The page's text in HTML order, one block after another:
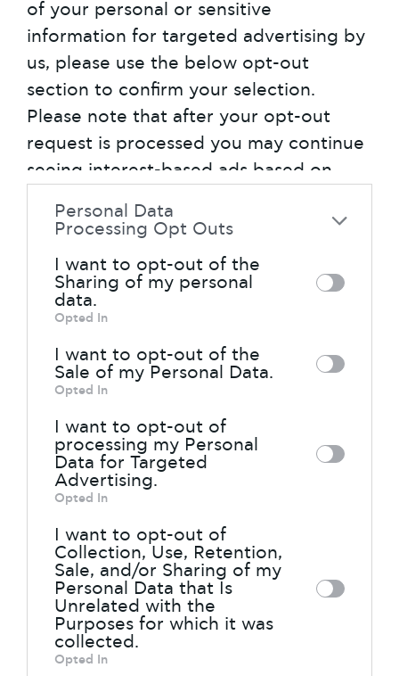
of your personal or sensitive
information for targeted advertising by
us, please use the below opt-out
section to confirm your selection.
Please note that after your opt-out
request is processed you may continue
seeing interest-based ads based on
personal information disclosed to third
parties prior to your opt-out. You may
separately opt-out of the further
disclosure of your personal information
by third parties on the IAB’s list of
downstream participants. This
information may also be disclosed by us
Downstream Participantsthat may
further disclose it to other third parties.
Please note that this website/app uses
one or more Google services and may
gather and store information including
but not limited to your visit or usage
behaviour. You may click to grant or
deny consent to Google and its third-
party tags to use your data for below
Personal Data
Processing Opt Outs
I want to opt-out of the
Sharing of my personal
data.
Opted In
I want to opt-out of the
Sale of my Personal Data.
Opted In
I want to opt-out of
processing my Personal
Data for Targeted
Advertising.
Opted In
I want to opt-out of
Collection, Use, Retention,
Sale, and/or Sharing of my
Personal Data that Is
Unrelated with the
Purposes for which it was
collected.
Opted In
καλύτερα τι είναι ορθό για αυτό.
Υπακούοντας στον κανόνα αυτό, η
COCO-MAT δημιουργεί ελαστικά
στρώματα που προσαρμόζονται στις
ανάγκες κάθε σωματότυπου.
Έτσι, αντί το σώμα να υποχρεώνεται να
υποκύψει στους όρους ενός
στρώματος με ελατήρια, αναπαύεται σε
αμέταλλα στρώματα που παραδίδονται
«αμαχητί» στις ανάγκες του
σώματος. Θα μπορούσαμε να πούμε ότι
τα στρώματα COCO-MAT «διαβάζουν»
τέλεια τον κάθε σωματότυπο, ενώ
ταυτόχρονα παρέχουν την απαραίτητη
και αναπαυτική στήριξη που χρειάζεται
το σώμα.